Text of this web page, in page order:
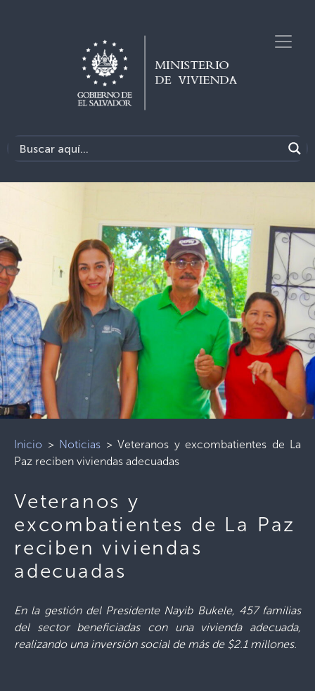
Inicio > Noticias > Veteranos y excombatientes de La
Paz reciben viviendas adecuadas
Veteranos y
excombatientes de La Paz
reciben viviendas
adecuadas
En la gestión del Presidente Nayib Bukele, 457 familias
del sector beneficiadas con una vivienda adecuada,
realizando una inversión social de más de $2.1 millones.